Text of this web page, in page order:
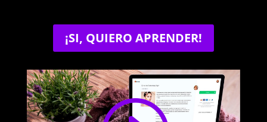
¡SI, QUIERO APRENDER!